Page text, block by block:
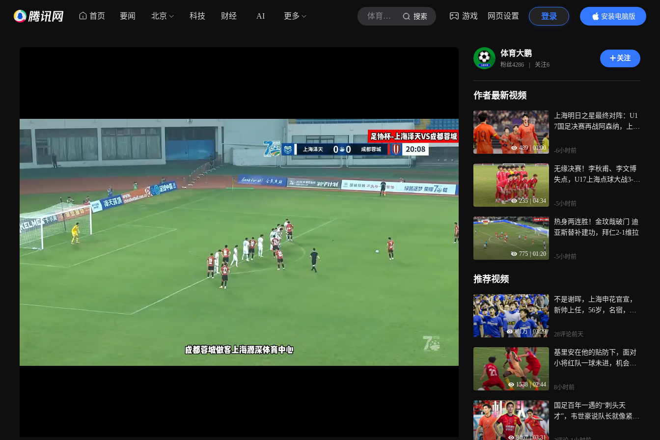
首页 要闻 北京 科技 财经 AI 更多 体育大鹏 搜索 游戏 网页设置 登录
安装电脑版
内容更精彩
体育大鹏
粉丝4286 | 关注6
关注
作者最新视频
489 | 01:00
上海明日之星最终对阵：U1
7国足决赛再战阿森纳，上海
-6小时前
235 04:34
无缘决赛！李秋甫、李文博
失点，U17上海点球大战3-4
-5小时前
775 | 01:20
热身两连胜！金玟哉破门 迪
亚斯替补建功，拜仁2-1维拉
-5小时前
推荐视频
8.1万 | 03:29
不是谢晖，上海申花官宣，
新帅上任，56岁，名宿，不
28评论前天
1538 | 02:44
基里安在他的贴防下，面对
小将红队一球未进，机会寥
么来头
8小时前
8467 | 03:31
国足百年一遇的“刺头天
才”，韦世豪说队长就像紧箍